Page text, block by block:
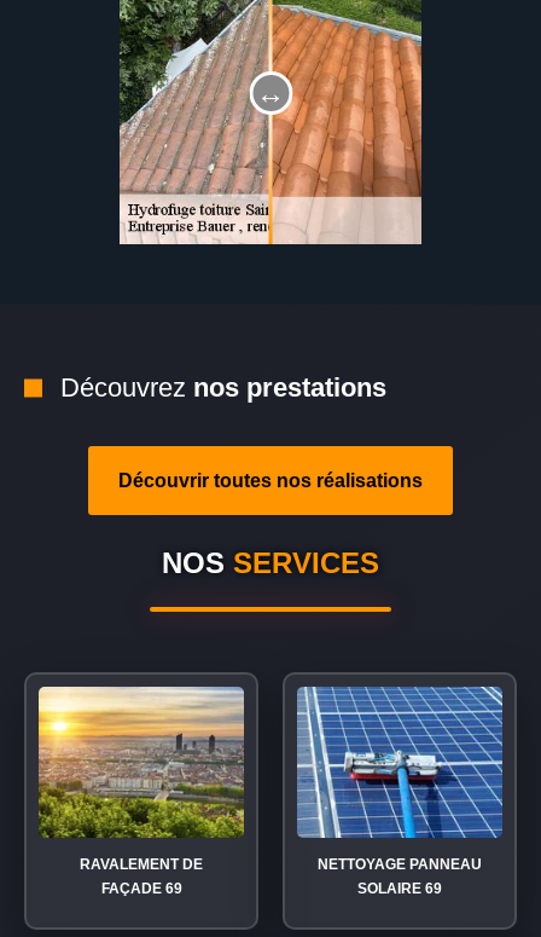
Découvrez nos prestations
Découvrir toutes nos réalisations
NOS SERVICES
RAVALEMENT DE
FAÇADE 69
NETTOYAGE PANNEAU
SOLAIRE 69